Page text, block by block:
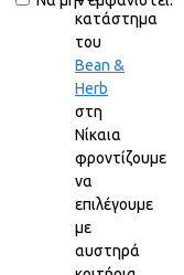
κατάστημα
του
Bean &
Herb
στη
Νίκαια
φροντίζουμε
να
επιλέγουμε
με
αυστηρά